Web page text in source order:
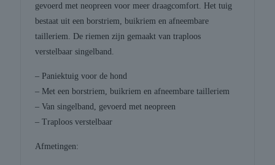
gevoerd met neopreen voor meer draagcomfort. Het tuig
bestaat uit een borstriem, buikriem en afneembare
tailleriem. De riemen zijn gemaakt van traploos
verstelbaar singelband.
– Paniektuig voor de hond
– Met een borstriem, buikriem en afneembare tailleriem
– Van singelband, gevoerd met neopreen
– Traploos verstelbaar
Afmetingen: